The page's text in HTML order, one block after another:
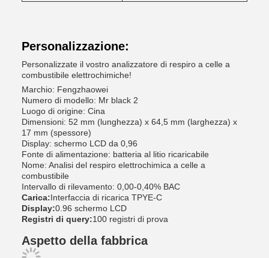
Personalizzazione:
Personalizzate il vostro analizzatore di respiro a celle a
combustibile elettrochimiche!
Marchio: Fengzhaowei
Numero di modello: Mr black 2
Luogo di origine: Cina
Dimensioni: 52 mm (lunghezza) x 64,5 mm (larghezza) x
17 mm (spessore)
Display: schermo LCD da 0,96
Fonte di alimentazione: batteria al litio ricaricabile
Nome: Analisi del respiro elettrochimica a celle a
combustibile
Intervallo di rilevamento: 0,00-0,40% BAC
Carica:Interfaccia di ricarica TPYE-C
Display:0.96 schermo LCD
Registri di query:100 registri di prova
Aspetto della fabbrica